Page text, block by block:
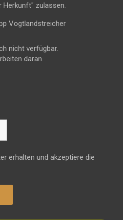
Herkunft" zulassen.
nicht verfügbar.
daran.
erhalten und akzeptiere die